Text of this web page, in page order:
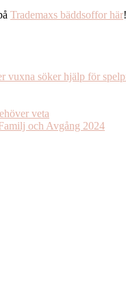
Trademaxs bäddsoffor här!
vuxna söker hjälp för
veta
och Avgång 2024